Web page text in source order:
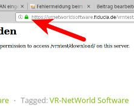
⋅ Tagged:VR-NetWorld Software